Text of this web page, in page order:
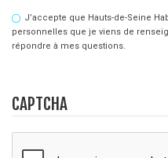
J’accepte que Hauts-de-Seine
personnelles que je viens de
répondre à mes questions.
CAPTCHA